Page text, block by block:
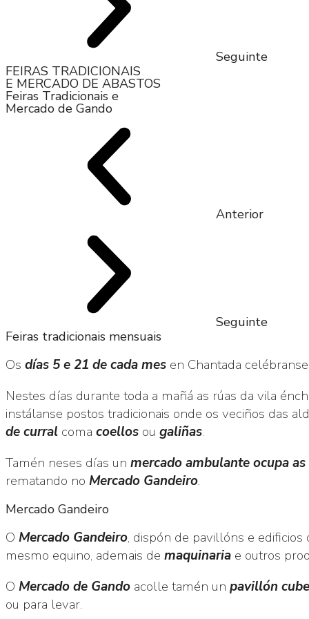
Seguinte
FEIRAS TRADICIONAIS
E MERCADO DE ABASTOS​
Feiras Tradicionais e
Mercado de Gando
Anterior
Seguinte
Feiras tradicionais mensuais
Os días 5 e 21 de cada mes en Chantada
Nestes días durante toda a mañá as rúas da vila
instálanse postos tradicionais onde os veciños das
de curral coma coellos ou galiñas.
Tamén neses días un mercado ambulanteocupa
rematando no Mercado Gandeiro.
Mercado Gandeiro
O Mercado Gandeiro, dispón de pavillóns e edificios
mesmo equino, ademais de maquinaria e outros
O Mercado de Gando acolle tamén un pavillón
ou para levar.